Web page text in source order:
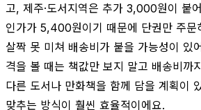
고, 제주·도서지역은 추가 3,000원이 붙
인가가 5,400원이기 때문에 단권만 주문
살짝 못 미쳐 배송비가 붙을 가능성이 있
격을 볼 때는 책값만 보지 말고 배송비까
다른 도서나 만화책을 함께 담을 계획이
맞추는 방식이 훨씬 효율적이에요.